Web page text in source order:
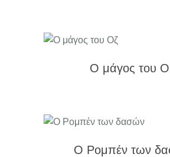
Ο μάγος του
Ο Ρομπέν των